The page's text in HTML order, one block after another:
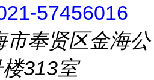
57456016
市奉贤区金海公
313室